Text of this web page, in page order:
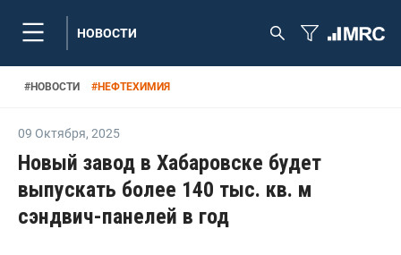
НОВОСТИ
#НОВОСТИ #НЕФТЕХИМИЯ
09 Октября, 2025
Новый завод в Хабаровске будет
выпускать более 140 тыс. кв. м
сэндвич-панелей в год